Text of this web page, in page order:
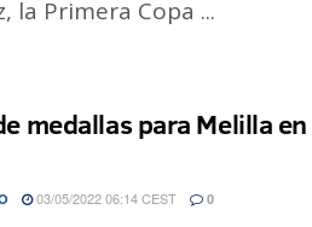
la Primera Copa ...
medallas para Melilla
03/05/2022 06:14 CEST 0